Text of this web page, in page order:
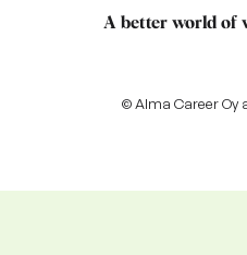
A better world of
© Alma Career Oy